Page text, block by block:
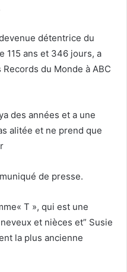
i
détentrice du
115 ans et 346 jours, a
du Monde à ABC
des années et a une
alitée et ne prend que
de presse.
T », qui est une
et nièces et” Susie
la plus ancienne